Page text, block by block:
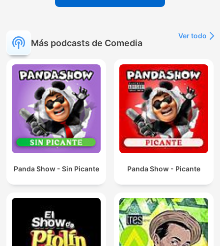
Más podcasts de Comedia
Ver todo
Panda Show - Sin Picante Panda Show - Picante